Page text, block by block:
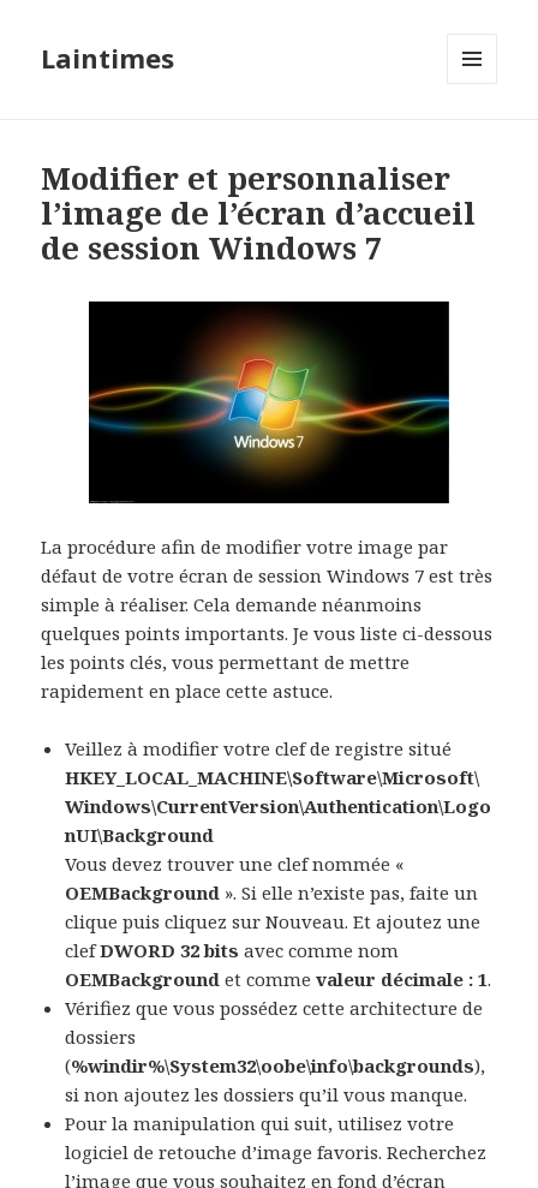
Laintimes
Modifier et personnaliser
l’image de l’écran d’accueil
de session Windows 7
La procédure afin de modifier votre image par
défaut de votre écran de session Windows 7 est très
simple à réaliser. Cela demande néanmoins
quelques points importants. Je vous liste ci-dessous
les points clés, vous permettant de mettre
rapidement en place cette astuce.
Veillez à modifier votre clef de registre situé
HKEY_LOCAL_MACHINE\Software\Microsoft\
Windows\CurrentVersion\Authentication\Logo
nUI\Background
Vous devez trouver une clef nommée «
OEMBackground ». Si elle n’existe pas, faite un
clique puis cliquez sur Nouveau. Et ajoutez une
clefDWORD 32 bits avec comme nom
OEMBackground et commevaleur décimale : 1.
Vérifiez que vous possédez cette architecture de
dossiers
(%windir%\System32\oobe\info\backgrounds),
si non ajoutez les dossiers qu’il vous manque.
Pour la manipulation qui suit, utilisez votre
logiciel de retouche d’image favoris. Recherchez
l’image que vous souhaitez en fond d’écran